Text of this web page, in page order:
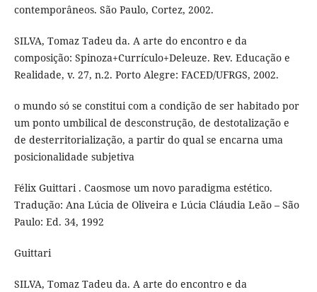
contemporâneos. São Paulo, Cortez, 2002.
SILVA, Tomaz Tadeu da. A arte do encontro e da
composição: Spinoza+Currículo+Deleuze. Rev. Educação e
Realidade, v. 27, n.2. Porto Alegre: FACED/UFRGS, 2002.
o mundo só se constitui com a condição de ser habitado por
um ponto umbilical de desconstrução, de destotalização e
de desterritorialização, a partir do qual se encarna uma
posicionalidade subjetiva
Félix Guittari . Caosmose um novo paradigma estético.
Tradução: Ana Lúcia de Oliveira e Lúcia Cláudia Leão – São
Paulo: Ed. 34, 1992
Guittari
SILVA, Tomaz Tadeu da. A arte do encontro e da